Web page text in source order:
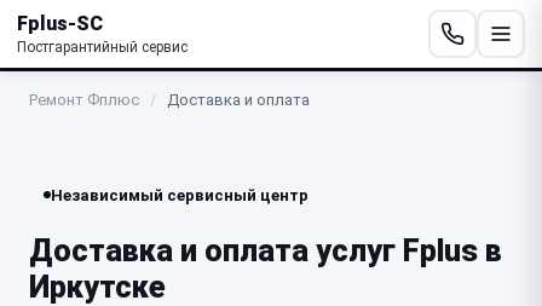
Fplus-SC
Постгарантийный сервис
Ремонт Фплюс / Доставка и оплата
Независимый сервисный центр
Доставка и оплата услуг Fplus в
Иркутске